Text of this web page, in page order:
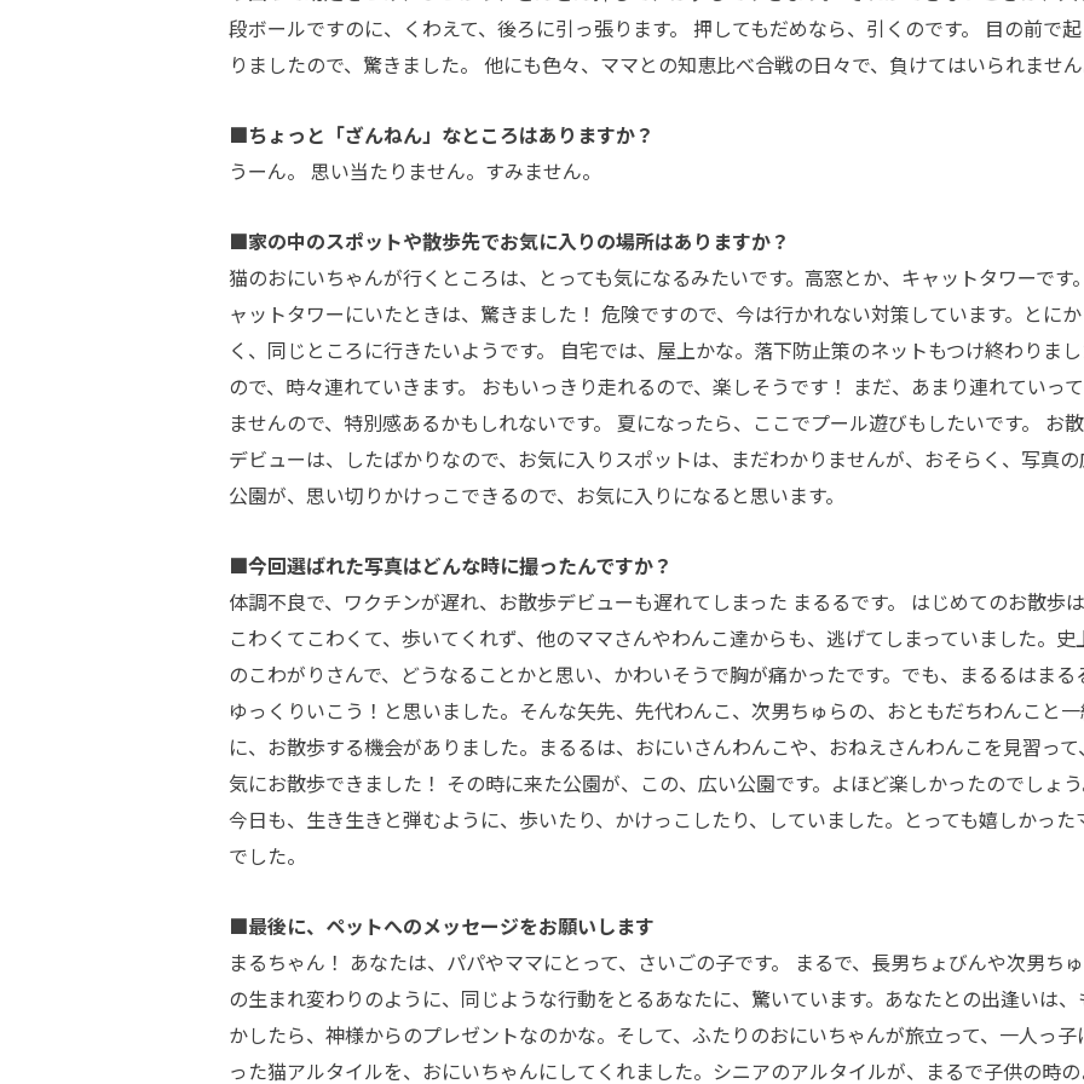
段ボールですのに、くわえて、後ろに引っ張ります。 押してもだめなら、引くのです。 目の前で
りましたので、驚きました。 他にも色々、ママとの知恵比べ合戦の日々で、負けてはいられません
■ちょっと「ざんねん」なところはありますか？
うーん。 思い当たりません。すみません。
■家の中のスポットや散歩先でお気に入りの場所はありますか？
猫のおにいちゃんが行くところは、とっても気になるみたいです。高窓とか、キャットタワーです
ャットタワーにいたときは、驚きました！ 危険ですので、今は行かれない対策しています。とにか
く、同じところに行きたいようです。 自宅では、屋上かな。落下防止策のネットもつけ終わりま
ので、時々連れていきます。 おもいっきり走れるので、楽しそうです！ まだ、あまり連れていっ
ませんので、特別感あるかもしれないです。 夏になったら、ここでプール遊びもしたいです。 お
デビューは、したばかりなので、お気に入りスポットは、まだわかりませんが、おそらく、写真の
公園が、思い切りかけっこできるので、お気に入りになると思います。
■今回選ばれた写真はどんな時に撮ったんですか？
体調不良で、ワクチンが遅れ、お散歩デビューも遅れてしまった まるるです。 はじめてのお散歩は
こわくてこわくて、歩いてくれず、他のママさんやわんこ達からも、逃げてしまっていました。史
のこわがりさんで、どうなることかと思い、かわいそうで胸が痛かったです。でも、まるるはまる
ゆっくりいこう！と思いました。そんな矢先、先代わんこ、次男ちゅらの、おともだちわんこと
に、お散歩する機会がありました。まるるは、おにいさんわんこや、おねえさんわんこを見習って
気にお散歩できました！ その時に来た公園が、この、広い公園です。よほど楽しかったのでしょう
今日も、生き生きと弾むように、歩いたり、かけっこしたり、していました。とっても嬉しかった
でした。
■最後に、ペットへのメッセージをお願いします
まるちゃん！ あなたは、パパやママにとって、さいごの子です。 まるで、長男ちょびんや次男ち
の生まれ変わりのように、同じような行動をとるあなたに、驚いています。あなたとの出逢いは、
かしたら、神様からのプレゼントなのかな。そして、ふたりのおにいちゃんが旅立って、一人っ子
った猫アルタイルを、おにいちゃんにしてくれました。シニアのアルタイルが、まるで子供の時の